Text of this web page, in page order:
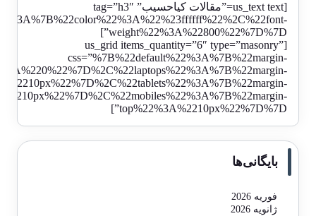
[us_text text=”مقالات
کیاحسیب
” tag=”h3″
weight%22%3A%22800%22%7D%7D”]
[us_grid items_quantity=”6″ type=”masonry”
css=”%7B%22default%22%3A%7B%22margin-
top%22%3A%2210px%22%7D%7D”]
بایگانی‌ها
فوریه 2026
ژانویه 2026